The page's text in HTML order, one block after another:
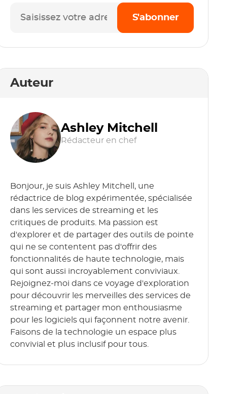
S'abonner
Auteur
Ashley Mitchell
Rédacteur en chef
Bonjour, je suis Ashley Mitchell, une
rédactrice de blog expérimentée, spécialisée
dans les services de streaming et les
critiques de produits. Ma passion est
d'explorer et de partager des outils de pointe
qui ne se contentent pas d'offrir des
fonctionnalités de haute technologie, mais
qui sont aussi incroyablement conviviaux.
Rejoignez-moi dans ce voyage d'exploration
pour découvrir les merveilles des services de
streaming et partager mon enthousiasme
pour les logiciels qui façonnent notre avenir.
Faisons de la technologie un espace plus
convivial et plus inclusif pour tous.